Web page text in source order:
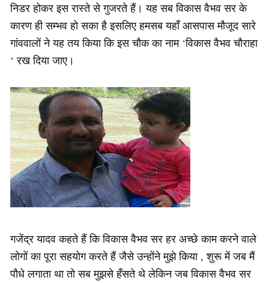
निडर होकर इस रास्ते से गुजरते हैं। यह सब विकास वैभव सर के
कारण ही सम्भव हो सका है इसलिए हमसब यहाँ आसपास मौजूद सारे
गांववालों ने यह तय किया कि इस चौक का नाम ‘विकास वैभव चौराहा
‘ रख दिया जाए।
गजेंद्र यादव कहते हैं कि विकास वैभव सर हर अच्छे काम करने वाले
लोगों का पूरा सहयोग करते हैं जैसे उन्होंने मुझे किया , शुरू में जब मैं
पौधे लगाता था तो सब मुझसे हँसते थे लेकिन जब विकास वैभव सर